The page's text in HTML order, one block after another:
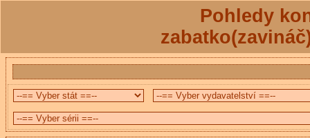
Pohledy